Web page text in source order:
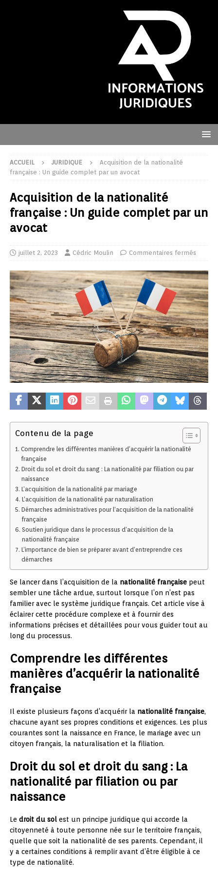
ACCUEIL JURIDIQUE
Acquisition de la nationalité
française : Un guide complet par un avocat
Acquisition de la nationalité
française : Un guide complet par un
avocat
juillet 2, 2023 Cédric Moulin Commentaires fermés
Contenu de la page
Comprendre les différentes manières d’acquérir la nationalité
française
Droit du sol et droit du sang : La nationalité par filiation ou par
naissance
L’acquisition de la nationalité par mariage
L’acquisition de la nationalité par naturalisation
Démarches administratives pour l’acquisition de la nationalité
française
Soutien juridique dans le processus d’acquisition de la
nationalité française
L’importance de bien se préparer avant d’entreprendre ces
démarches
Se lancer dans l’acquisition de la nationalité française peut
sembler une tâche ardue, surtout lorsque l’on n’est pas
familier avec le système juridique français. Cet article vise à
éclairer cette procédure complexe et à fournir des
informations précises et détaillées pour vous guider tout au
long du processus.
Comprendre les différentes
manières d’acquérir la nationalité
française
Il existe plusieurs façons d’acquérir la nationalité française,
chacune ayant ses propres conditions et exigences. Les plus
courantes sont la naissance en France, le mariage avec un
citoyen français, la naturalisation et la filiation.
Droit du sol et droit du sang : La
nationalité par filiation ou par
naissance
Le droit du sol est un principe juridique qui accorde la
citoyenneté à toute personne née sur le territoire français,
quelle que soit la nationalité de ses parents. Cependant, il
y a certaines conditions à remplir avant d’être éligible à ce
type de nationalité.